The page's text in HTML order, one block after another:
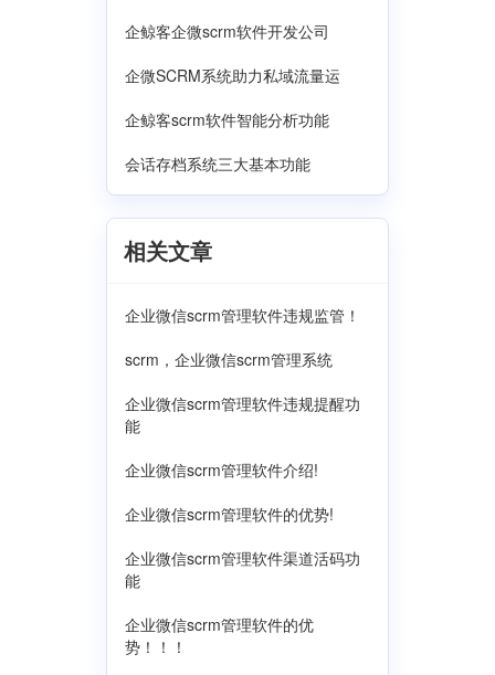
企鲸客企微scrm软件开发公司
企微SCRM系统助力私域流量运
企鲸客scrm软件智能分析功能
会话存档系统三大基本功能
相关文章
企业微信scrm管理软件违规监管！
scrm，企业微信scrm管理系统
企业微信scrm管理软件违规提醒功
能
企业微信scrm管理软件介绍!
企业微信scrm管理软件的优势!
企业微信scrm管理软件渠道活码功
能
企业微信scrm管理软件的优
势！！！